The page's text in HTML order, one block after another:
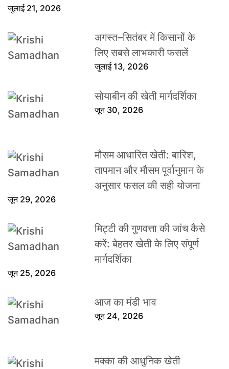
जुलाई 21, 2026
अगस्त–सितंबर में किसानों के
लिए सबसे लाभकारी फसलें
जुलाई 13, 2026
सोयाबीन की खेती मार्गदर्शिका
जून 30, 2026
मौसम आधारित खेती: बारिश,
तापमान और मौसम पूर्वानुमान के
अनुसार फसल की सही योजना
जून 29, 2026
मिट्टी की गुणवत्ता की जांच कैसे
करें: बेहतर खेती के लिए संपूर्ण
मार्गदर्शिका
जून 25, 2026
आज का मंडी भाव
जून 24, 2026
मक्का की आधुनिक खेती